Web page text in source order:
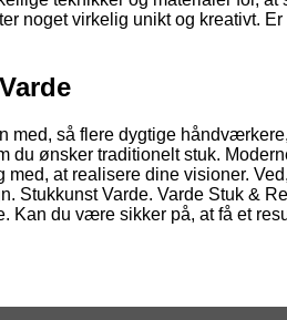
noget virkelig unikt og kreativt.
med, så flere dygtige
du ønsker traditionelt stuk.
at realisere dine visioner.
Stukkunst Varde. Varde Stuk &
Kan du være sikker på, at få et